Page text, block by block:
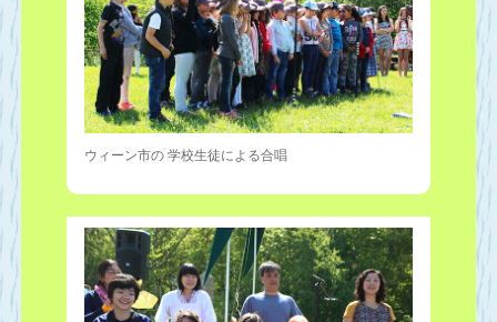
ウィーン市の 学校生徒による合唱